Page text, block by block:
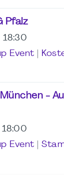
Pfalz
18:30
Event
-
18:00
Event